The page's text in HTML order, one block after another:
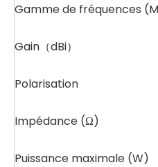
Gamme de fréquences
Gain（dBi）
Polarisation
Impédance (Ω)
Puissance maximale (W)